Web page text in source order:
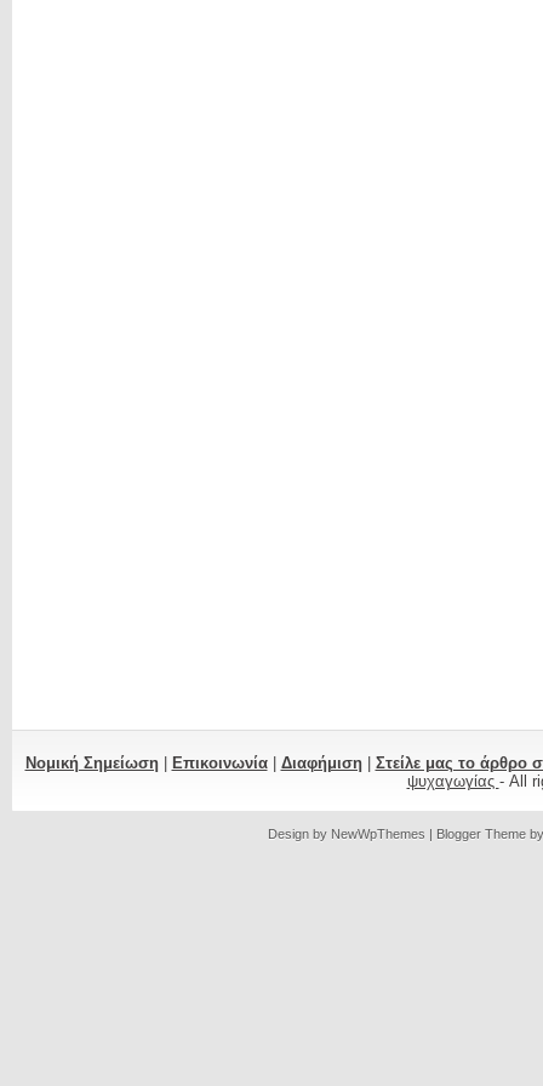
Νομική Σημείωση| Επικοινωνία| Διαφήμιση| Στείλε μας το άρθρο
ψυχαγωγίας - All
Design by NewWpThemes | Blogger Theme